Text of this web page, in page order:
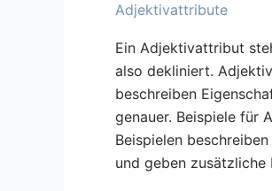
Adjektivattribute
Ein Adjektivattribut
also dekliniert.
beschreiben
genauer. Beispiele für
Beispielen
und geben